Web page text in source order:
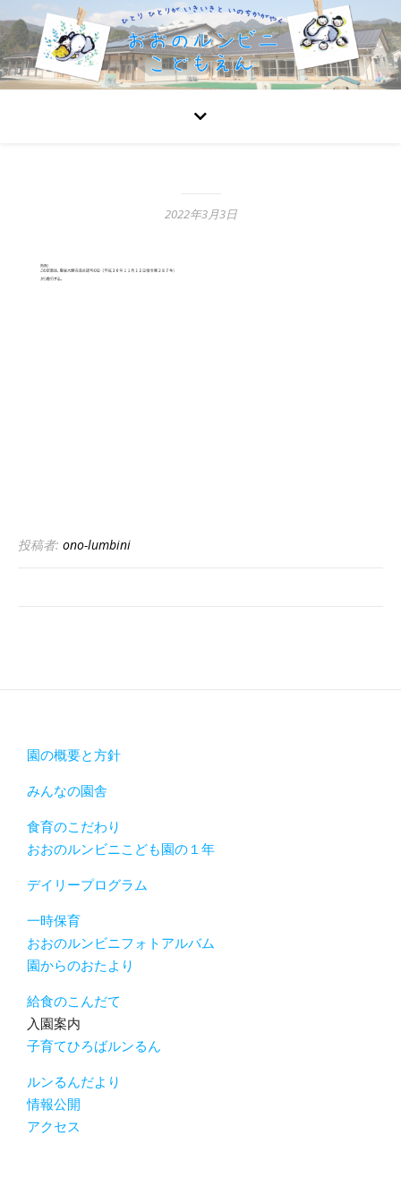
2022年3月3日
投稿者: ono-lumbini
園の概要と方針
みんなの園舎
食育のこだわり
おおのルンビニこども園の１年
デイリープログラム
一時保育
おおのルンビニフォトアルバム
園からのおたより
給食のこんだて
入園案内
子育てひろばルンるん
ルンるんだより
情報公開
アクセス